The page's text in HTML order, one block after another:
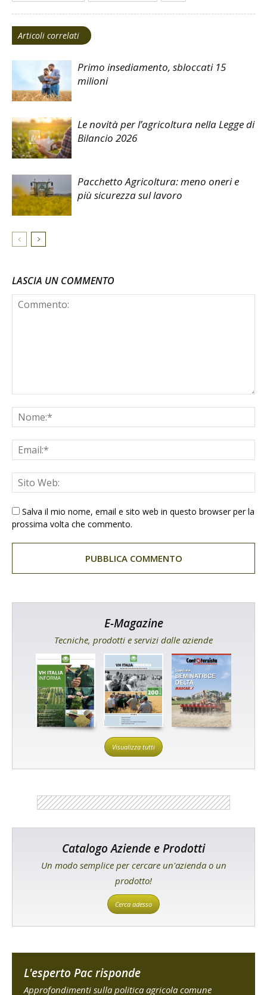
Articoli correlati
Primo insediamento, sbloccati 15
milioni
Le novità per l’agricoltura nella Legge di
Bilancio 2026
Pacchetto Agricoltura: meno oneri e
più sicurezza sul lavoro
LASCIA UN COMMENTO
Salva il mio nome, email e sito web in questo browser per la
prossima volta che commento.
E-Magazine
Tecniche, prodotti e servizi dalle aziende
Visualizza tutti
Catalogo Aziende e Prodotti
Un modo semplice per cercare un'azienda o un
prodotto!
Cerca adesso
L'esperto Pac risponde
Approfondimenti sulla politica agricola comune